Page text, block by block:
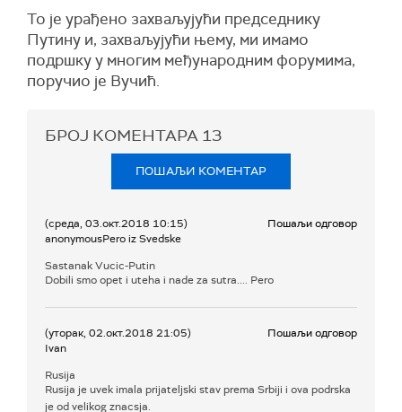
То је урађено захваљујући предсeднику
Путину и, захваљујући њему, ми имамо
подршку у многим међународним форумима,
поручио је Вучић.
БРОЈ КОМЕНТАРА 13
ПОШАЉИ КОМЕНТАР
(среда, 03.окт.2018 10:15)
anonymousPero iz Svedske
Пошаљи одговор
Sastanak Vucic-Putin
Dobili smo opet i uteha i nade za sutra.... Pero
(уторак, 02.окт.2018 21:05)
Ivan
Пошаљи одговор
Rusija
Rusija je uvek imala prijateljski stav prema Srbiji i ova podrska
je od velikog znacsja.